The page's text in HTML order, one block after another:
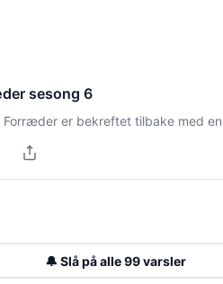
sesong 6
er bekreftet tilbake med
🔔 Slå på alle 99 varsler